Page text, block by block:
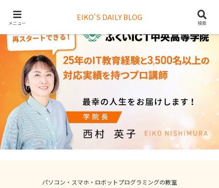
パソコン・スマホ・ロボットプログラミングの教室
メニュー
EIKO'S DAILY BLOG
検索